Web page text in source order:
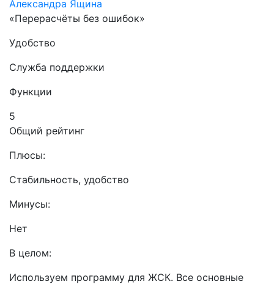
Александра Ящина
«Перерасчёты без ошибок»
Удобство
Служба поддержки
Функции
5
Общий рейтинг
Плюсы:
Стабильность, удобство
Минусы:
Нет
В целом:
Используем программу для ЖСК. Все основные